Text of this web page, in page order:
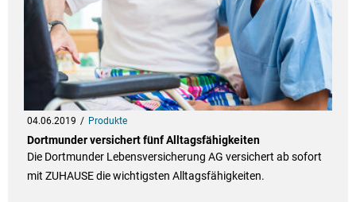
04.06.2019 Produkte
Dortmunder versichert fünf Alltagsfähigkeiten
Die Dortmunder Lebensversicherung AG versichert ab sofort
mit ZUHAUSE die wichtigsten Alltagsfähigkeiten.